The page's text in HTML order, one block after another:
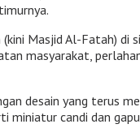
Masjid Al-Fatah) di
masyarakat,
desain yang terus
candi dan